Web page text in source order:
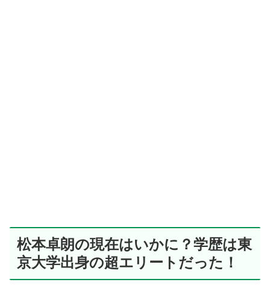
松本卓朗の現在はいかに？学歴は東
京大学出身の超エリートだった！